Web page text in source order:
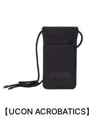
【UCON ACROBATICS】